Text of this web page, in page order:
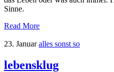
Sinne.
Read More
23. Januar alles sonst so
lebensklug